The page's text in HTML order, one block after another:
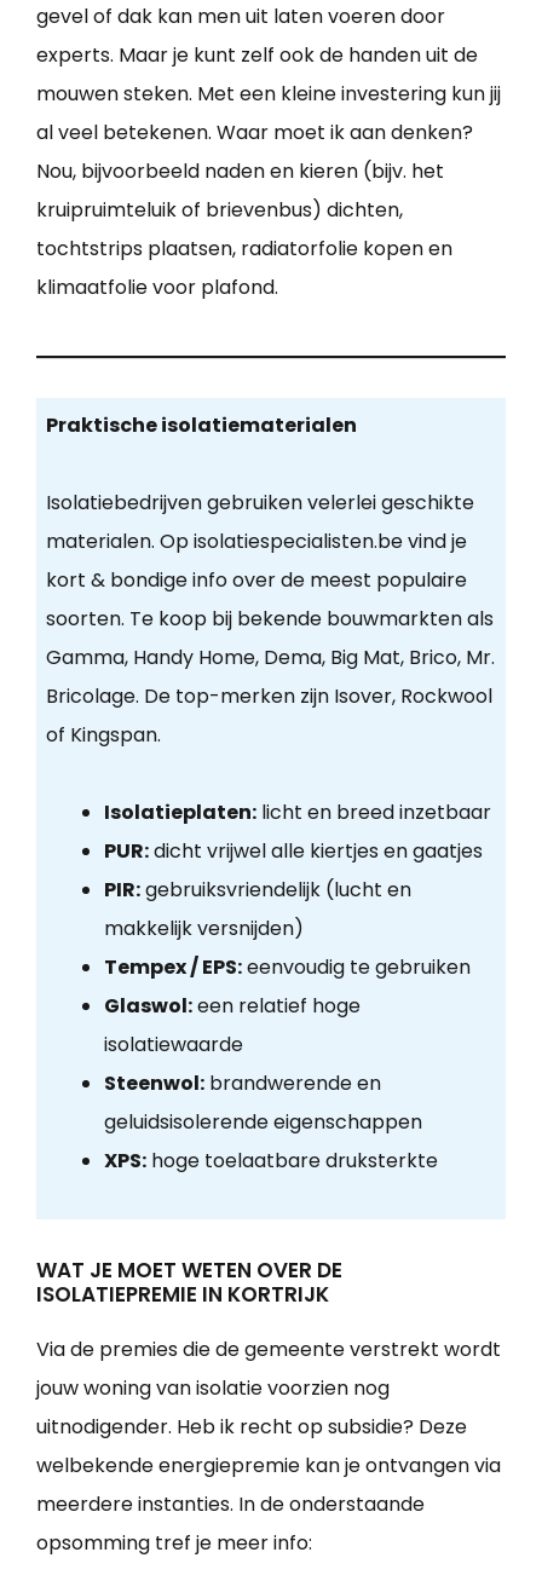
gevel of dak kan men uit laten voeren door
experts. Maar je kunt zelf ook de handen uit de
mouwen steken. Met een kleine investering kun jij
al veel betekenen. Waar moet ik aan denken?
Nou, bijvoorbeeld naden en kieren (bijv. het
kruipruimteluik of brievenbus) dichten,
tochtstrips plaatsen, radiatorfolie kopen en
klimaatfolie voor plafond.
Praktische isolatiematerialen
Isolatiebedrijven gebruiken velerlei geschikte
materialen. Op isolatiespecialisten.be vind je
kort & bondige info over de meest populaire
soorten. Te koop bij bekende bouwmarkten als
Gamma, Handy Home, Dema, Big Mat, Brico, Mr.
Bricolage. De top-merken zijn Isover, Rockwool
of Kingspan.
Isolatieplaten:licht en breed inzetbaar
PUR:dicht vrijwel alle kiertjes en gaatjes
PIR:gebruiksvriendelijk (lucht en
makkelijk versnijden)
Tempex / EPS:eenvoudig te gebruiken
Glaswol:een relatief hoge
isolatiewaarde
Steenwol:brandwerende en
geluidsisolerende eigenschappen
XPS:hoge toelaatbare druksterkte
WAT JE MOET WETEN OVER DE
ISOLATIEPREMIE IN KORTRIJK
Via de premies die de gemeente verstrekt wordt
jouw woning van isolatie voorzien nog
uitnodigender. Heb ik recht op subsidie? Deze
welbekende energiepremie kan je ontvangen via
meerdere instanties. In de onderstaande
opsomming tref je meer info: